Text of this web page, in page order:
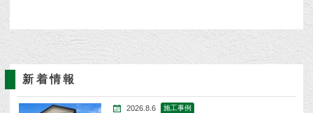
新着情報
2026.8.6 施工事例